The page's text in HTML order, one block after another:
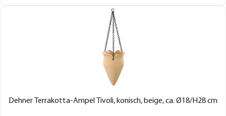
Dehner Terrakotta-Ampel Tivoli, konisch, beige, ca. Ø18/H28 cm